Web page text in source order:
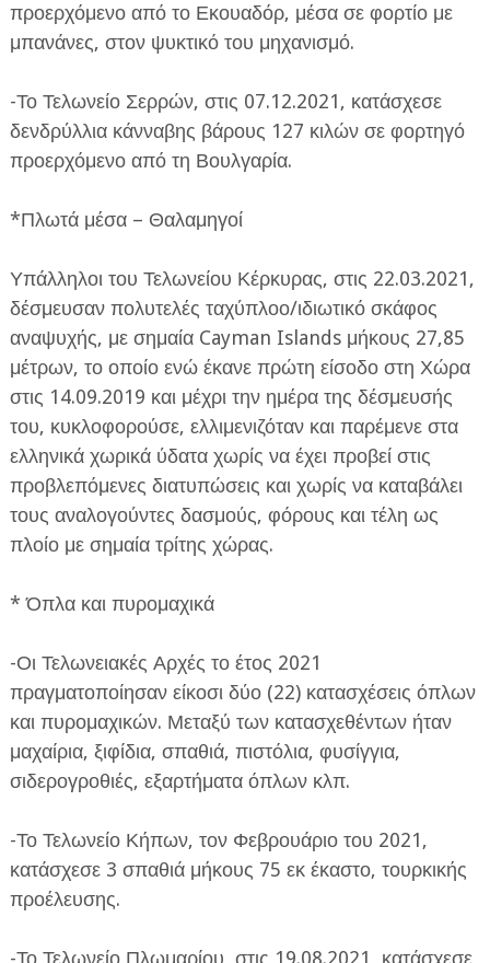
προερχόμενο από το Εκουαδόρ, μέσα σε φορτίο με
μπανάνες, στον ψυκτικό του μηχανισμό.
-Το Τελωνείο Σερρών, στις 07.12.2021, κατάσχεσε
δενδρύλλια κάνναβης βάρους 127 κιλών σε φορτηγό
προερχόμενο από τη Βουλγαρία.
*Πλωτά μέσα – Θαλαμηγοί
Υπάλληλοι του Τελωνείου Κέρκυρας, στις 22.03.2021,
δέσμευσαν πολυτελές ταχύπλοο/ιδιωτικό σκάφος
αναψυχής, με σημαία Cayman Islands μήκους 27,85
μέτρων, το οποίο ενώ έκανε πρώτη είσοδο στη Χώρα
στις 14.09.2019 και μέχρι την ημέρα της δέσμευσής
του, κυκλοφορούσε, ελλιμενιζόταν και παρέμενε στα
ελληνικά χωρικά ύδατα χωρίς να έχει προβεί στις
προβλεπόμενες διατυπώσεις και χωρίς να καταβάλει
τους αναλογούντες δασμούς, φόρους και τέλη ως
πλοίο με σημαία τρίτης χώρας.
* Όπλα και πυρομαχικά
-Οι Τελωνειακές Αρχές το έτος 2021
πραγματοποίησαν είκοσι δύο (22) κατασχέσεις όπλων
και πυρομαχικών. Μεταξύ των κατασχεθέντων ήταν
μαχαίρια, ξιφίδια, σπαθιά, πιστόλια, φυσίγγια,
σιδερογροθιές, εξαρτήματα όπλων κλπ.
-Το Τελωνείο Κήπων, τον Φεβρουάριο του 2021,
κατάσχεσε 3 σπαθιά μήκους 75 εκ έκαστο, τουρκικής
προέλευσης.
-Το Τελωνείο Πλωμαρίου, στις 19.08.2021, κατάσχεσε